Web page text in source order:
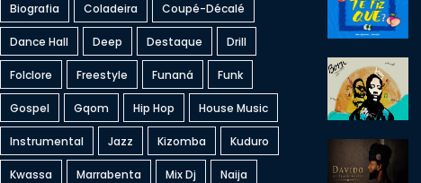
Biografia Coladeira Coupé-Décalé
Dance Hall Deep Destaque Drill
Folclore Freestyle Funaná Funk
Gospel Gqom Hip Hop House Music
Instrumental Jazz Kizomba Kuduro
Kwassa Marrabenta Mix Dj Naija